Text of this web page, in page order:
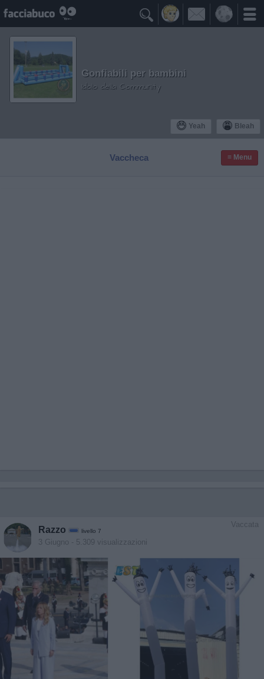

Yeah Bleah
Gonfiabili per bambini
Idolo della Community
Vaccheca ≡ Menu
Vaccata
Razzo livello 7
3 Giugno - 5.309 visualizzazioni